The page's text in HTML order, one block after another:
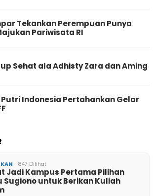
Tekankan Perempuan Punya
Pariwisata RI
Sehat ala Adhisty Zara dan Aming
Indonesia Pertahankan Gelar
847 Dilihat
Jadi Kampus Pertama Pilihan
Sugiono untuk Berikan Kuliah